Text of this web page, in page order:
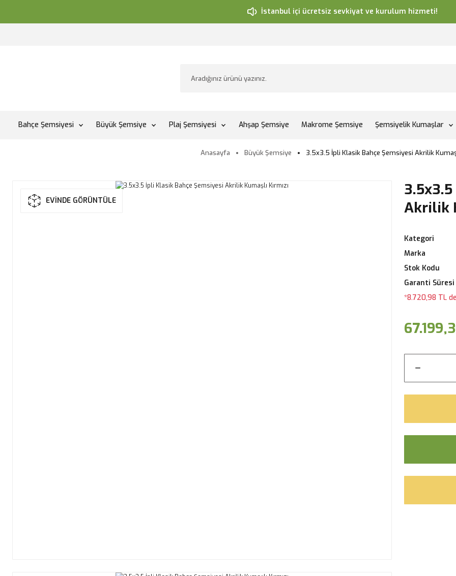
İstanbul içi ücretsiz sevkiyat ve kurulum hizmeti!
Bahçe Şemsiyesi Büyük Şemsiye Plaj Şemsiyesi Ahşap Şemsiye Makrome Şemsiye Şemsiyelik Kumaşlar
Anasayfa Büyük Şemsiye 3.5x3.5 İpli Klasik Bahçe Şemsiyesi Akrilik
EVİNDE GÖRÜNTÜLE
Akrilik
Kategori
Marka
Stok Kodu
Garanti Süresi
*8.720,98 TL